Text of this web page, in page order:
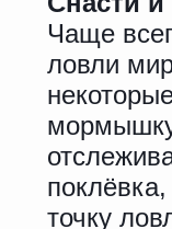
Чаще
ловли
точку